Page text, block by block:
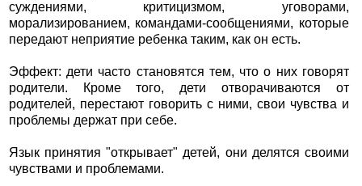
суждениями, критицизмом, уговорами,
морализированием, командами-сообщениями, которые
передают неприятие ребенка таким, как он есть.
Эффект: дети часто становятся тем, что о них говорят
родители. Кроме того, дети отворачиваются от
родителей, перестают говорить с ними, свои чувства и
проблемы держат при себе.
Язык принятия "открывает" детей, они делятся своими
чувствами и проблемами.